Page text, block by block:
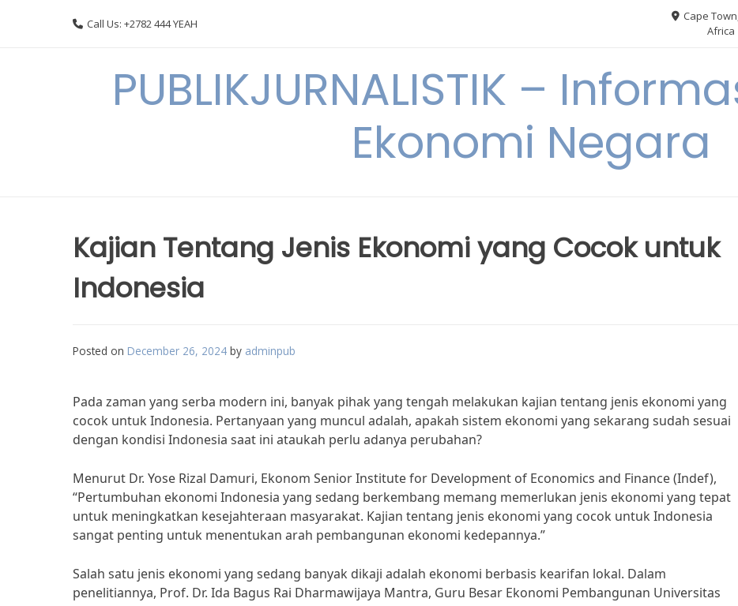
Call Us: +2782 444 YEAH
Cape
Africa
PUBLIKJURNALISTIK –
Ekonomi Negara
Kajian Tentang Jenis Ekonomi yang Cocok untuk
Indonesia
Posted on December 26, 2024 by adminpub
Pada zaman yang serba modern ini, banyak pihak yang tengah melakukan kajian tentang jenis ekonomi yang
cocok untuk Indonesia. Pertanyaan yang muncul adalah, apakah sistem ekonomi yang sekarang sudah sesuai
dengan kondisi Indonesia saat ini ataukah perlu adanya perubahan?
Menurut Dr. Yose Rizal Damuri, Ekonom Senior Institute for Development of Economics and Finance (Indef),
“Pertumbuhan ekonomi Indonesia yang sedang berkembang memang memerlukan jenis ekonomi yang tepat
untuk meningkatkan kesejahteraan masyarakat. Kajian tentang jenis ekonomi yang cocok untuk Indonesia
sangat penting untuk menentukan arah pembangunan ekonomi kedepannya.”
Salah satu jenis ekonomi yang sedang banyak dikaji adalah ekonomi berbasis kearifan lokal. Dalam
penelitiannya, Prof. Dr. Ida Bagus Rai Dharmawijaya Mantra, Guru Besar Ekonomi Pembangunan Universitas